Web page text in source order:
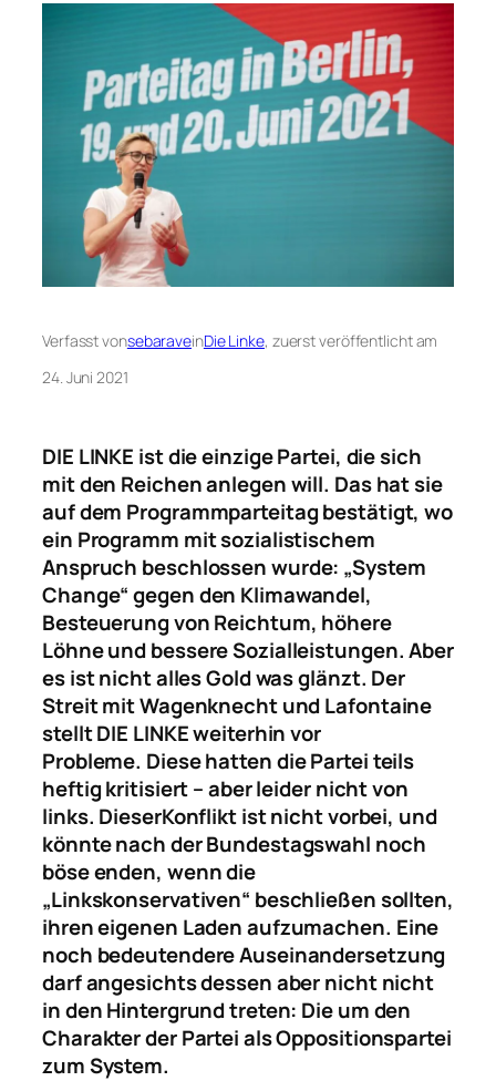
Verfasst vonsebaraveinDie Linke, zuerst veröffentlicht am
24. Juni 2021
DIE LINKE ist die einzige Partei, die sich
mit den Reichen anlegen will. Das hat sie
auf dem Programmparteitag bestätigt, wo
ein Programm mit sozialistischem
Anspruch beschlossen wurde: „System
Change“ gegen den Klimawandel,
Besteuerung von Reichtum, höhere
Löhne und bessere Sozialleistungen. Aber
es ist nicht alles Gold was glänzt. Der
Streit mit Wagenknecht und Lafontaine
stellt DIE LINKE weiterhin vor
Probleme. Diesehatten die Partei teils
heftig kritisiert – aber leider nicht von
links. DieserKonfliktist nicht vorbei, und
könnte nach der Bundestagswahl noch
böse enden, wenn die
„Linkskonservativen“ beschließen sollten,
ihren eigenen Laden aufzumachen. Eine
noch bedeutendere Auseinandersetzung
darf angesichts dessen aber nicht nicht
in den Hintergrund treten: Die um den
Charakter der Partei als Oppositionspartei
zum System.